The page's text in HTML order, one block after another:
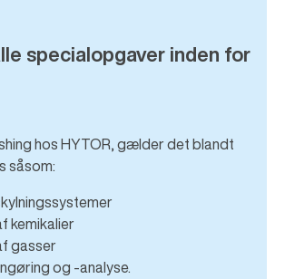
specialopgaver inden for
hos HYTOR, gælder det blandt
såsom:
kemikalier
gasser
og -analyse.